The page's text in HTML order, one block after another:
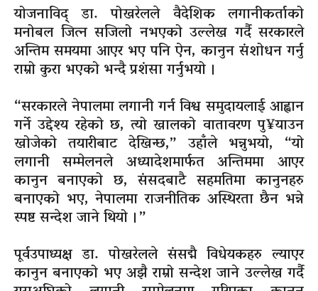
योजनाविद् डा. पोखरेलले वैदेशिक लगानीकर्ताको
मनोबल जित्न सजिलो नभएको उल्लेख गर्दै सरकारले
अन्तिम समयमा आएर भए पनि ऐन, कानुन संशोधन गर्नु
राम्रो कुरा भएको भन्दै प्रशंसा गर्नुभयो ।
“सरकारले नेपालमा लगानी गर्न विश्व समुदायलाई आह्वान
गर्ने उद्देश्य रहेको छ, त्यो खालको वातावरण पु¥याउन
खोजेको तयारीबाट देखिन्छ,” उहाँले भन्नुभयो, “यो
लगानी सम्मेलनले अध्यादेशमार्फत अन्तिममा आएर
कानुन बनाएको छ, संसदबाटै सहमतिमा कानुनहरु
बनाएको भए, नेपालमा राजनीतिक अस्थिरता छैन भन्ने
स्पष्ट सन्देश जाने थियो ।”
पूर्वउपाध्यक्ष डा. पोखरेलले संसद्मै विधेयकहरु ल्याएर
कानुन बनाएको भए अझै राम्रो सन्देश जाने उल्लेख गर्दै